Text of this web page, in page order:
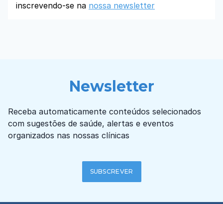
inscrevendo-se na nossa newsletter
Newsletter
Receba automaticamente conteúdos selecionados
com sugestões de saúde, alertas e eventos
organizados nas nossas clínicas
SUBSCREVER